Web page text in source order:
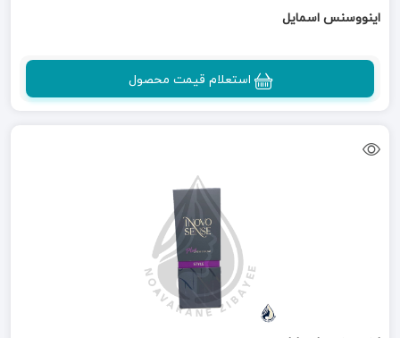
اینووسنس اسمایل
استعلام قیمت محصول